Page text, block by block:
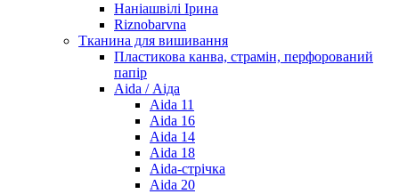
Наніашвілі Ірина
Riznobarvna
Тканина для вишивання
Пластикова канва, страмін, перфорований
папір
Aida / Аіда
Aida 11
Aida 16
Aida 14
Aida 18
Aida-стрічка
Aida 20